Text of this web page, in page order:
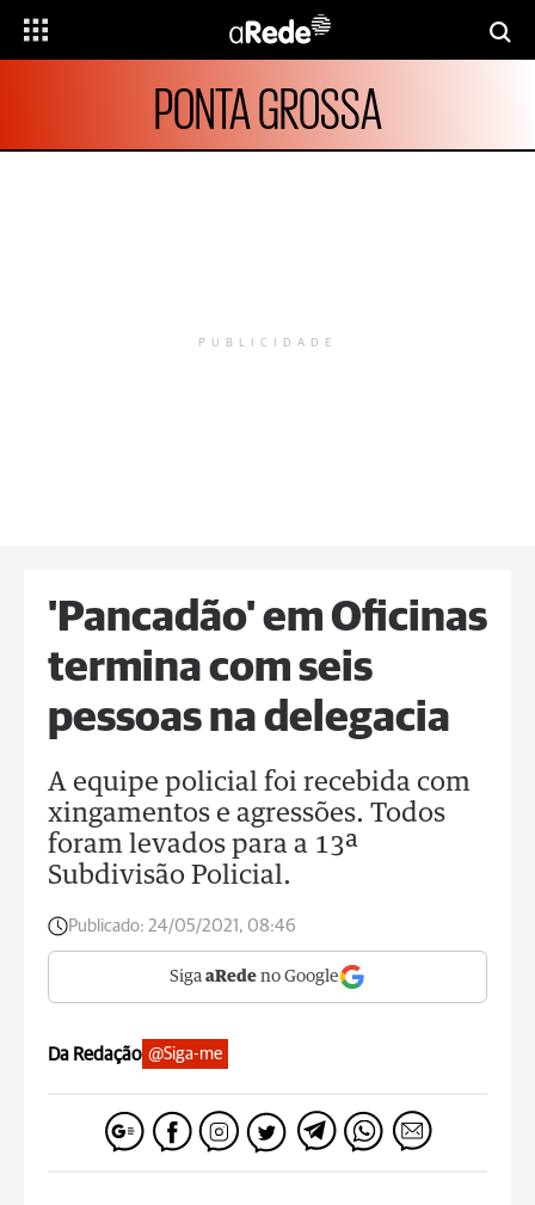
PONTA GROSSA
PUBLICIDADE
'Pancadão' em Oficinas
termina com seis
pessoas na delegacia
A equipe policial foi recebida com
xingamentos e agressões. Todos
foram levados para a 13ª
Subdivisão Policial.
Publicado: 24/05/2021, 08:46
Siga aRede no Google
Da Redação @Siga-me